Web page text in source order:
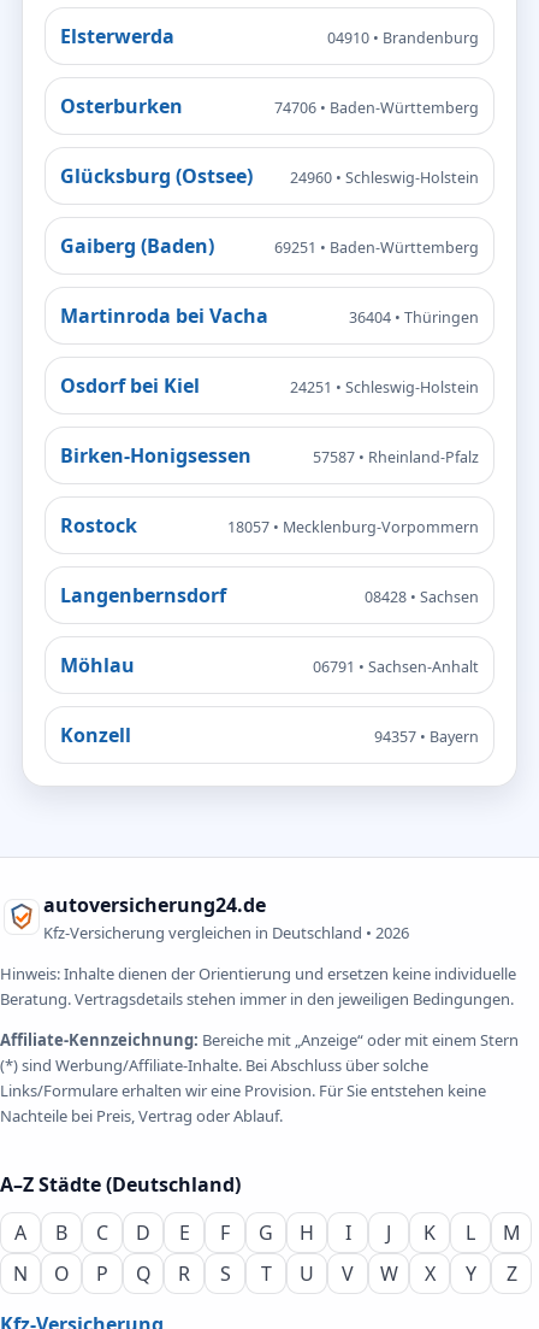
Elsterwerda 04910 • Brandenburg
Osterburken 74706 • Baden-Württemberg
Glücksburg (Ostsee) 24960 • Schleswig-Holstein
Gaiberg (Baden) 69251 • Baden-Württemberg
Martinroda bei Vacha 36404 • Thüringen
Osdorf bei Kiel 24251 • Schleswig-Holstein
Birken-Honigsessen 57587 • Rheinland-Pfalz
Rostock 18057 • Mecklenburg-Vorpommern
Langenbernsdorf 08428 • Sachsen
Möhlau 06791 • Sachsen-Anhalt
Konzell 94357 • Bayern
autoversicherung24.de
Kfz-Versicherung vergleichen in Deutschland • 2026
Hinweis: Inhalte dienen der Orientierung und ersetzen keine individuelle
Beratung. Vertragsdetails stehen immer in den jeweiligen Bedingungen.
Affiliate-Kennzeichnung: Bereiche mit „Anzeige“ oder mit einem Stern
(*) sind Werbung/Affiliate-Inhalte. Bei Abschluss über solche
Links/Formulare erhalten wir eine Provision. Für Sie entstehen keine
Nachteile bei Preis, Vertrag oder Ablauf.
A–Z Städte (Deutschland)
A
B C D E F G H I J K L
M
N
O P Q R S T U V W X Y
Z